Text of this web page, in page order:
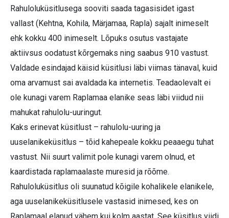
Rahuloluküsitlusega sooviti saada tagasisidet igast
vallast (Kehtna, Kohila, Märjamaa, Rapla) sajalt inimeselt
ehk kokku 400 inimeselt. Lõpuks osutus vastajate
aktiivsus oodatust kõrgemaks ning saabus 910 vastust.
Valdade esindajad käisid küsitlusi läbi viimas tänaval, kuid
oma arvamust sai avaldada ka internetis. Teadaolevalt ei
ole kunagi varem Raplamaa elanike seas läbi viidud nii
mahukat rahulolu-uuringut.
Kaks erinevat küsitlust – rahulolu-uuring ja
uuselanikeküsitlus – tõid kahepeale kokku peaaegu tuhat
vastust. Nii suurt valimit pole kunagi varem olnud, et
kaardistada raplamaalaste muresid ja rõõme.
Rahuloluküsitlus oli suunatud kõigile kohalikele elanikele,
aga uuselanikeküsitlusele vastasid inimesed, kes on